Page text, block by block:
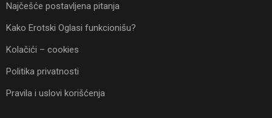
Najčešće postavljena pitanja
Kako Erotski Oglasi funkcionišu?
Kolačići – cookies
Politika privatnosti
Pravila i uslovi korišćenja